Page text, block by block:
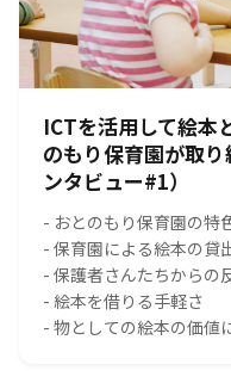
ICTを活用して絵本
のもり保育園が取
ンタビュー#1）
- おとのもり保育園の特
- 保育園による絵本の貸
- 保護者さんたちからの
- 絵本を借りる手軽さ
- 物としての絵本の価値